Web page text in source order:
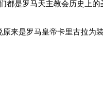
都是罗马天主教会历史上
来是罗马皇帝卡里古拉为